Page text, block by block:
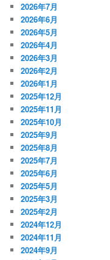
2026年7月
2026年6月
2026年5月
2026年4月
2026年3月
2026年2月
2026年1月
2025年12月
2025年11月
2025年10月
2025年9月
2025年8月
2025年7月
2025年6月
2025年5月
2025年3月
2025年2月
2024年12月
2024年11月
2024年9月